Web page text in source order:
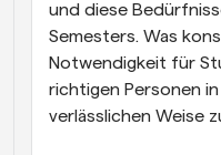
und diese
Semesters. Was
Notwendigkeit für
richtigen Personen
verlässlichen Weise